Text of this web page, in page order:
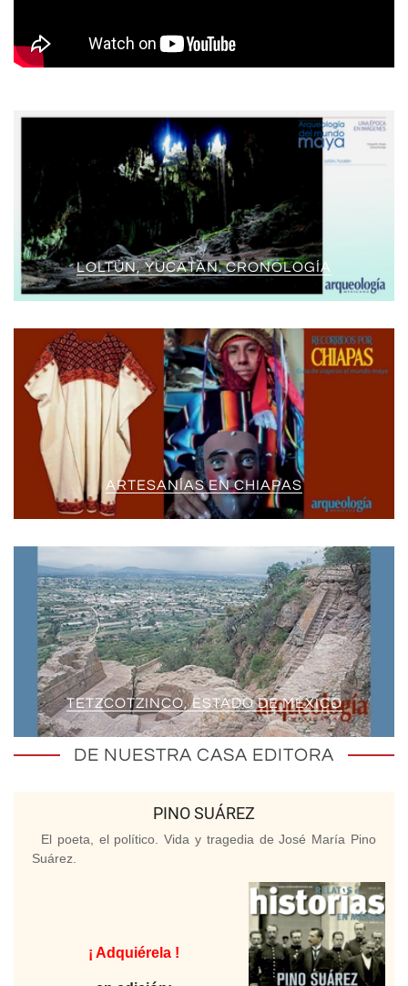
LOLTÚN, YUCATÁN. CRONOLOGÍA
ARTESANÍAS EN CHIAPAS
TETZCOTZINCO, ESTADO DE MÉXICO
DE NUESTRA CASA EDITORA
PINO SUÁREZ
El poeta, el político. Vida y tragedia de José María Pino
Suárez.
¡ Adquiérela !